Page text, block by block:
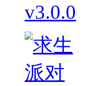
v3.0.0